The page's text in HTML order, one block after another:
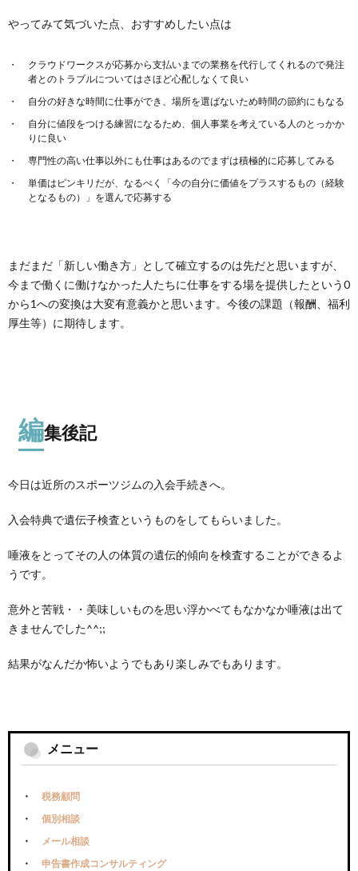
やってみて気づいた点、おすすめしたい点は
クラウドワークスが応募から支払いまでの業務を代行してくれるので発注
者とのトラブルについてはさほど心配しなくて良い
自分の好きな時間に仕事ができ、場所を選ばないため時間の節約にもなる
自分に値段をつける練習になるため、個人事業を考えている人のとっかか
りに良い
専門性の高い仕事以外にも仕事はあるのでまずは積極的に応募してみる
単価はピンキリだが、なるべく「今の自分に価値をプラスするもの（経験
となるもの）」を選んで応募する
まだまだ「新しい働き方」として確立するのは先だと思いますが、
今まで働くに働けなかった人たちに仕事をする場を提供したという0
から1への変換は大変有意義かと思います。今後の課題（報酬、福利
厚生等）に期待します。
編集後記
今日は近所のスポーツジムの入会手続きへ。
入会特典で遺伝子検査というものをしてもらいました。
唾液をとってその人の体質の遺伝的傾向を検査することができるよ
うです。
意外と苦戦・・美味しいものを思い浮かべてもなかなか唾液は出て
きませんでした^^;;
結果がなんだか怖いようでもあり楽しみでもあります。
メニュー
税務顧問
個別相談
メール相談
申告書作成コンサルティング